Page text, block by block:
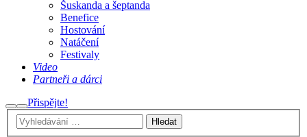
Šuskanda a šeptanda
Benefice
Hostování
Natáčení
Festivaly
Video
Partneři a dárci
Hledat
Hlavní
navigační
menu
Přispějte!